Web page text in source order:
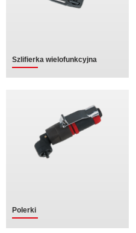
Szlifierka wielofunkcyjna
Polerki